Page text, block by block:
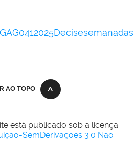
AO TOPO
está publicado sob a licença
SemDerivações 3.0 Não